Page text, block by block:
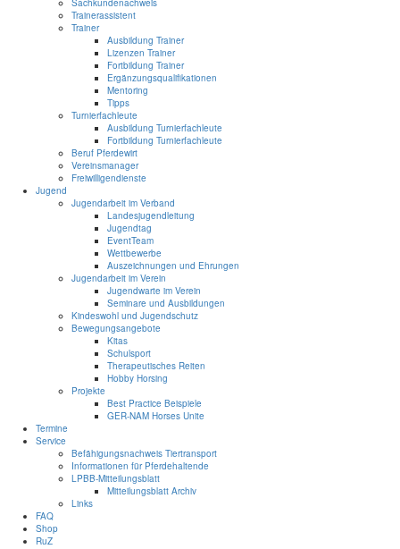
Sachkundenachweis
Trainerassistent
Trainer
Ausbildung Trainer
Lizenzen Trainer
Fortbildung Trainer
Ergänzungsqualifikationen
Mentoring
Tipps
Turnierfachleute
Ausbildung Turnierfachleute
Fortbildung Turnierfachleute
Beruf Pferdewirt
Vereinsmanager
Freiwilligendienste
Jugend
Jugendarbeit im Verband
Landesjugendleitung
Jugendtag
EventTeam
Wettbewerbe
Auszeichnungen und Ehrungen
Jugendarbeit im Verein
Jugendwarte im Verein
Seminare und Ausbildungen
Kindeswohl und Jugendschutz
Bewegungsangebote
Kitas
Schulsport
Therapeutisches Reiten
Hobby Horsing
Projekte
Best Practice Beispiele
GER-NAM Horses Unite
Termine
Service
Befähigungsnachweis Tiertransport
Informationen für Pferdehaltende
LPBB-Mitteilungsblatt
Mitteilungsblatt Archiv
Links
FAQ
Shop
RuZ